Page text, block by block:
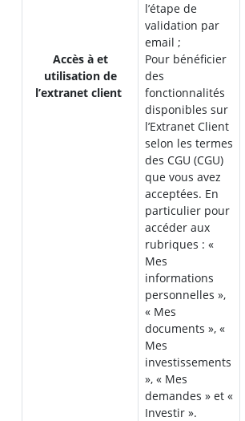
Accès à et
utilisation de
l’extranet client
l’étape de
validation par
email ;
Pour bénéficier
des
fonctionnalités
disponibles sur
l’Extranet Client
selon les termes
des CGU (CGU)
que vous avez
acceptées. En
particulier pour
accéder aux
rubriques : «
Mes
informations
personnelles »,
« Mes
documents », «
Mes
investissements
», « Mes
demandes » et «
Investir ».